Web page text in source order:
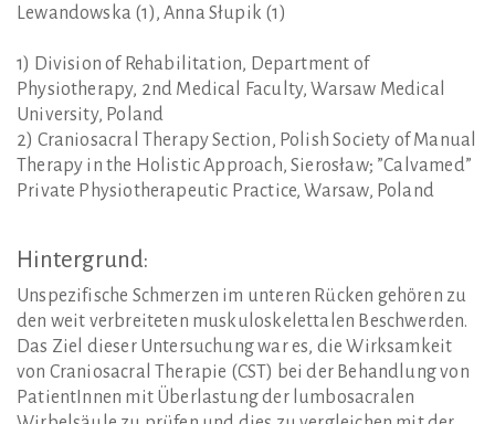
Lewandowska (1), Anna Słupik (1)
1) Division of Rehabilitation, Department of
Physiotherapy, 2nd Medical Faculty, Warsaw Medical
University, Poland
2) Craniosacral Therapy Section, Polish Society of Manual
Therapy in the Holistic Approach, Sierosław; ”Calvamed”
Private Physiotherapeutic Practice, Warsaw, Poland
Hintergrund:
Unspezifische Schmerzen im unteren Rücken gehören zu
den weit verbreiteten muskuloskelettalen Beschwerden.
Das Ziel dieser Untersuchung war es, die Wirksamkeit
von Craniosacral Therapie (CST) bei der Behandlung von
PatientInnen mit Überlastung der lumbosacralen